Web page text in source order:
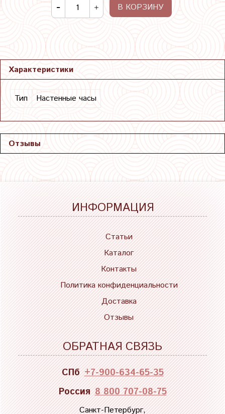
В КОРЗИНУ
Характеристики
Тип Настенные часы
Отзывы
ИНФОРМАЦИЯ
Статьи
Каталог
Контакты
Политика конфиденциальности
Доставка
Отзывы
ОБРАТНАЯ СВЯЗЬ
СПб +7-900-634-65-35
Россия 8 800 707-08-75
Санкт-Петербург,